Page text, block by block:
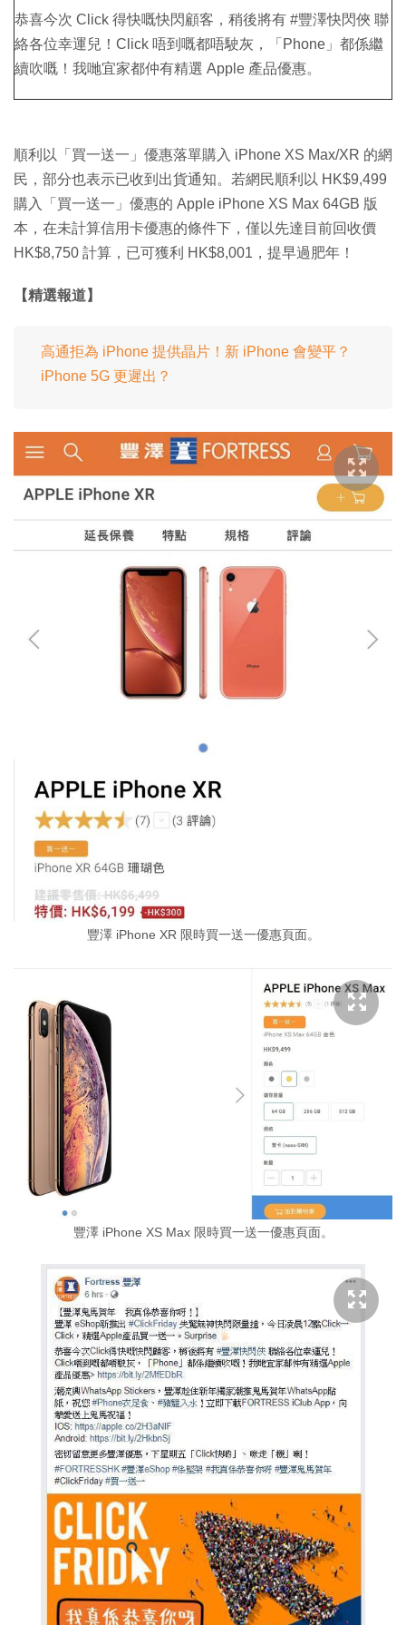
恭喜今次 Click 得快嘅快閃顧客，稍後將有 #豐澤快閃俠 聯
絡各位幸運兒！Click 唔到嘅都唔駛灰，「Phone」都係繼
續吹嘅！我哋宜家都仲有精選 Apple 產品優惠。
順利以「買一送一」優惠落單購入 iPhone XS Max/XR 的網
民，部分也表示已收到出貨通知。若網民順利以 HK$9,499
購入「買一送一」優惠的 Apple iPhone XS Max 64GB 版
本，在未計算信用卡優惠的條件下，僅以先達目前回收價
HK$8,750 計算，已可獲利 HK$8,001，提早過肥年！
【精選報道】
高通拒為 iPhone 提供晶片！新 iPhone 會變平？
iPhone 5G 更遲出？
豐澤 iPhone XR 限時買一送一優惠頁面。
豐澤 iPhone XS Max 限時買一送一優惠頁面。